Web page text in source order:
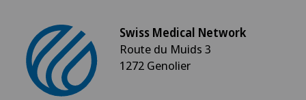
Swiss Medical Network
Route du Muids 3
1272 Genolier